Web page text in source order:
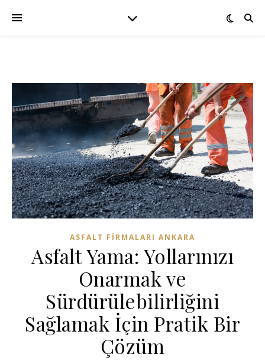
ASFALT FIRMALARI ANKARA
Asfalt Yama: Yollarınızı
Onarmak ve
Sürdürülebilirliğini
Sağlamak İçin Pratik Bir
Çözüm